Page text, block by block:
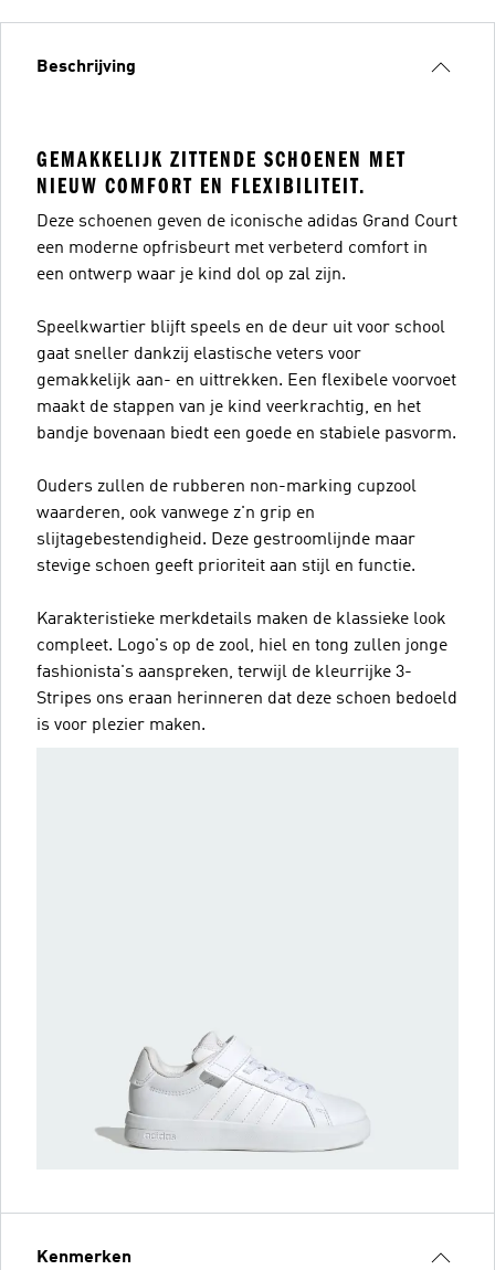
Beschrijving
GEMAKKELIJK ZITTENDE SCHOENEN MET
NIEUW COMFORT EN FLEXIBILITEIT.
Deze schoenen geven de iconische adidas Grand Court
een moderne opfrisbeurt met verbeterd comfort in
een ontwerp waar je kind dol op zal zijn.
Speelkwartier blijft speels en de deur uit voor school
gaat sneller dankzij elastische veters voor
gemakkelijk aan- en uittrekken. Een flexibele voorvoet
maakt de stappen van je kind veerkrachtig, en het
bandje bovenaan biedt een goede en stabiele pasvorm.
Ouders zullen de rubberen non-marking cupzool
waarderen, ook vanwege z'n grip en
slijtagebestendigheid. Deze gestroomlijnde maar
stevige schoen geeft prioriteit aan stijl en functie.
Karakteristieke merkdetails maken de klassieke look
compleet. Logo's op de zool, hiel en tong zullen jonge
fashionista's aanspreken, terwijl de kleurrijke 3-
Stripes ons eraan herinneren dat deze schoen bedoeld
is voor plezier maken.
Kenmerken